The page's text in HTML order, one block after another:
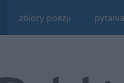
zbiory poezji